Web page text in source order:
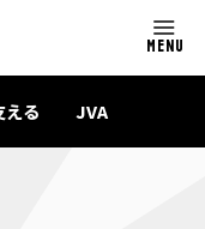
MENU
る JVA